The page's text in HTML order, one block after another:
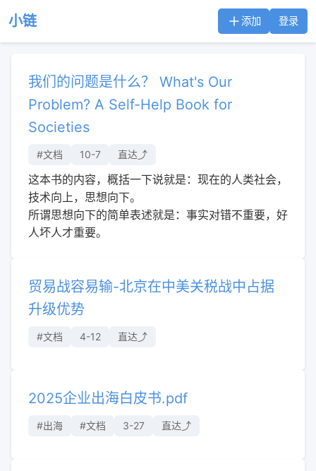
小链 添加 登录
我们的问题是什么？ What's Our
Problem? A Self-Help Book for
Societies
#文档 10-7 直达⤴︎
这本书的内容，概括一下说就是：现在的人类社会，
技术向上，思想向下。
所谓思想向下的简单表述就是：事实对错不重要，好
人坏人才重要。
贸易战容易输-北京在中美关税战中占据
升级优势
#文档 4-12 直达⤴︎
2025企业出海白皮书.pdf
#出海 #文档 3-27 直达⤴︎